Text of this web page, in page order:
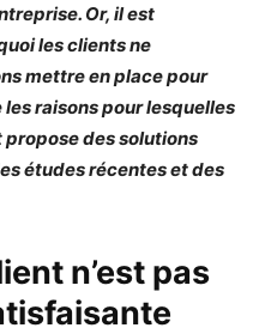
Or, il est
les clients ne
mettre en place pour
raisons pour lesquelles
des solutions
études récentes et des
n’est pas